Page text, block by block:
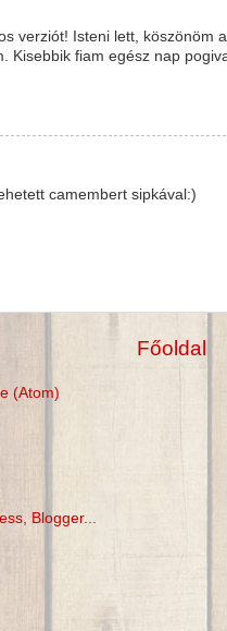
verziót! Isteni lett, köszönöm
Kisebbik fiam egész nap
camembert sipkával:)
Főoldal
(Atom)